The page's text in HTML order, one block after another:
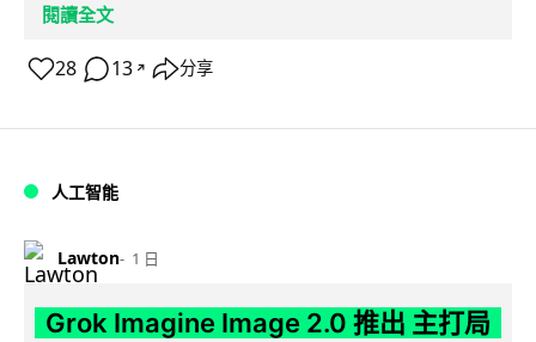
閱讀全文
28 13 ↗ 分享
人工智能
Lawton 1 日
Grok Imagine Image 2.0 推出 主打局